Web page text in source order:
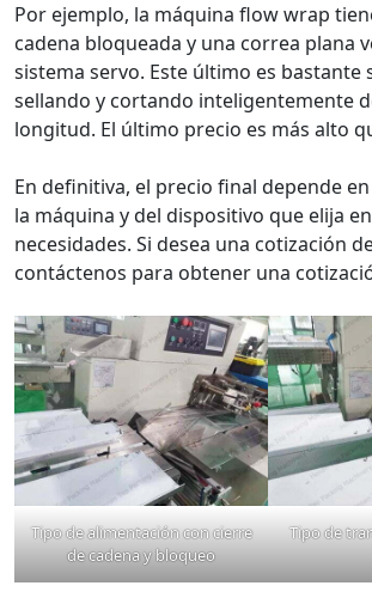
Por ejemplo, la máquina flow wrap
cadena bloqueada y una correa plana
sistema servo. Este último es bastante
sellando y cortando inteligentemente
longitud. El último precio es más alto
En definitiva, el precio final depende
la máquina y del dispositivo que elija
necesidades. Si desea una cotización
contáctenos para obtener una
Tipo de alimentación con cierre
de cadena y bloqueo
Tipo de